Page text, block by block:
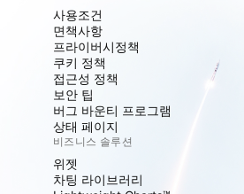
사용조건
면책사항
프라이버시정책
쿠키 정책
접근성 정책
보안 팁
버그 바운티 프로그램
상태 페이지
비즈니스 솔루션
위젯
차팅 라이브러리